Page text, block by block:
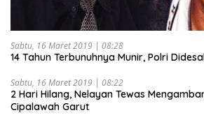
Sabtu, 16 Maret 2019 | 08:28
14 Tahun Terbunuhnya Munir, Polri
Sabtu, 16 Maret 2019 | 08:22
2 Hari Hilang, Nelayan Tewas
Cipalawah Garut